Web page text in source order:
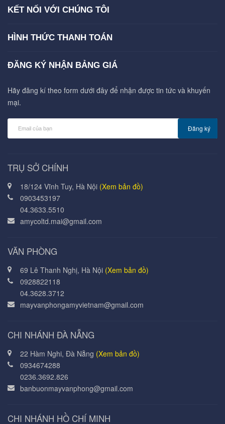
KẾT NỐI VỚI CHÚNG TÔI
HÌNH THỨC THANH TOÁN
ĐĂNG KÝ NHẬN BẢNG GIÁ
Hãy đăng kí theo form dưới đây để nhận được tin tức và khuyến
mại.
Đăng ký
TRỤ SỞ CHÍNH
18/124 Vĩnh Tuy, Hà Nội (Xem bản đồ)
0903453197
04.3633.5510
amycoltd.mai@gmail.com
VĂN PHÒNG
69 Lê Thanh Nghị, Hà Nội (Xem bản đồ)
0928822118
04.3628.3712
mayvanphongamyvietnam@gmail.com
CHI NHÁNH ĐÀ NẴNG
22 Hàm Nghi, Đà Nẵng (Xem bản đồ)
0934674288
0236.3692.826
banbuonmayvanphong@gmail.com
CHI NHÁNH HỒ CHÍ MINH